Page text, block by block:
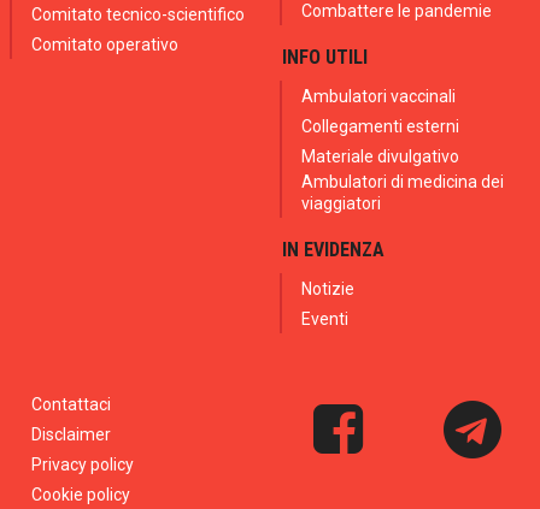
Comitato tecnico-scientifico
Comitato operativo
Combattere le pandemie
INFO UTILI
Ambulatori vaccinali
Collegamenti esterni
Materiale divulgativo
Ambulatori di medicina dei
viaggiatori
IN EVIDENZA
Notizie
Eventi
Contattaci
Disclaimer
Privacy policy
Cookie policy